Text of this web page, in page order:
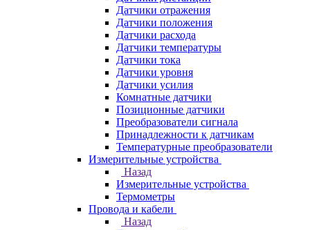
Датчики отражения
Датчики положения
Датчики расхода
Датчики температуры
Датчики тока
Датчики уровня
Датчики усилия
Комнатные датчики
Позиционные датчики
Преобразователи сигнала
Принадлежности к датчикам
Температурные преобразователи
Измерительные устройства
Назад
Измерительные устройства
Термометры
Провода и кабели
Назад